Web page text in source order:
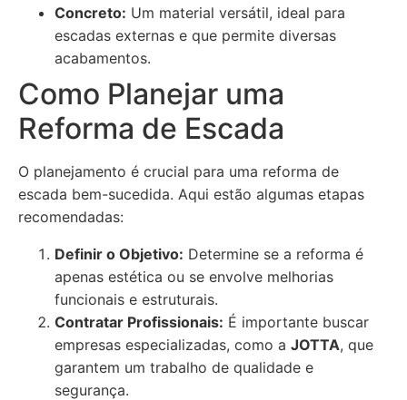
Concreto: Um material versátil, ideal para
escadas externas e que permite diversas
acabamentos.
Como Planejar uma
Reforma de Escada
O planejamento é crucial para uma reforma de
escada bem-sucedida. Aqui estão algumas etapas
recomendadas:
Definir o Objetivo: Determine se a reforma é
apenas estética ou se envolve melhorias
funcionais e estruturais.
Contratar Profissionais: É importante buscar
empresas especializadas, como a JOTTA, que
garantem um trabalho de qualidade e
segurança.